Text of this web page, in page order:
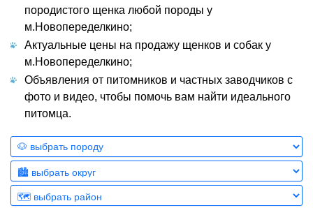
породистого щенка любой породы у
м.Новопеределкино;
Актуальные цены на продажу щенков и собак у
м.Новопеределкино;
Объявления от питомников и частных заводчиков с
фото и видео, чтобы помочь вам найти идеального
питомца.